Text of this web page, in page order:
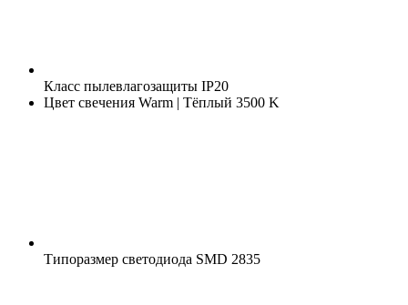
Класс пылевлагозащиты IP20
Цвет свечения Warm | Тёплый 3500 K
Типоразмер светодиода SMD 2835